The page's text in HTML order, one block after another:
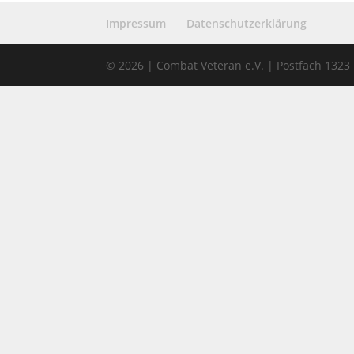
Impressum Datenschutzerklärung
© 2026 | Combat Veteran e.V. | Postfach